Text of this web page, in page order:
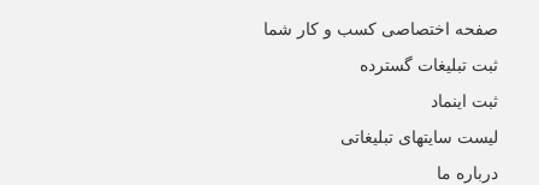
صفحه اختصاصی کسب و کار شما
ثبت تبلیغات گسترده
ثبت اینماد
لیست سایتهای تبلیغاتی
درباره ما